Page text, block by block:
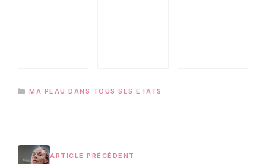
CATÉGORIES
MA PEAU DANS TOUS SES ÉTATS
ARTICLE PRÉCÉDENT